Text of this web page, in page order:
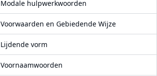
Modale hulpwerkwoorden
Voorwaarden en Gebiedende Wijze
Lijdende vorm
Voornaamwoorden